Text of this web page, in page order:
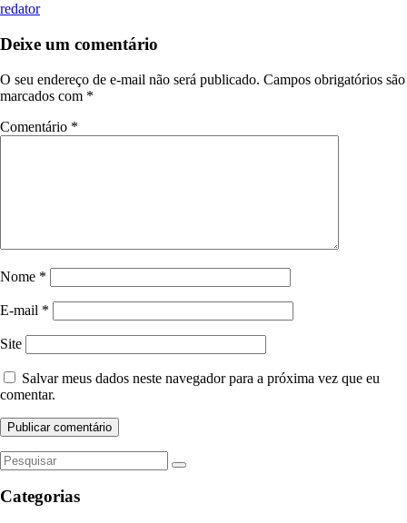
redator
Deixe um comentário
O seu endereço de e-mail não será publicado. Campos obrigatórios são
marcados com *
Comentário *
Nome *
E-mail *
Site
Salvar meus dados neste navegador para a próxima vez que eu
comentar.
Categorias